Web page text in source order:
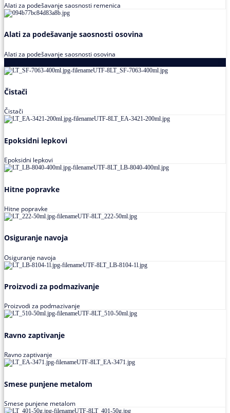
Alati za podešavanje saosnosti remenica
Alati za podešavanje saosnosti osovina
Alati za podešavanje saosnosti osovina
Čistači
Čistači
Epoksidni lepkovi
Epoksidni lepkovi
Hitne popravke
Hitne popravke
Osiguranje navoja
Osiguranje navoja
Proizvodi za podmazivanje
Proizvodi za podmazivanje
Ravno zaptivanje
Ravno zaptivanje
Smese punjene metalom
Smese punjene metalom